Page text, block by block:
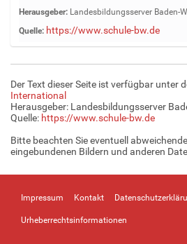
e
g
e
B
l
d
i
v
l
e
Herausgeber: Landesbildungsserver Baden-
Quelle: https://www.schule-bw.de
Der Text dieser Seite ist verfügbar unter
International
Herausgeber: Landesbildungsserver
Quelle: https://www.schule-bw.de
Bitte beachten Sie eventuell
eingebundenen Bildern und anderen
Impressum Kontakt
Urheberrechtsinformationen